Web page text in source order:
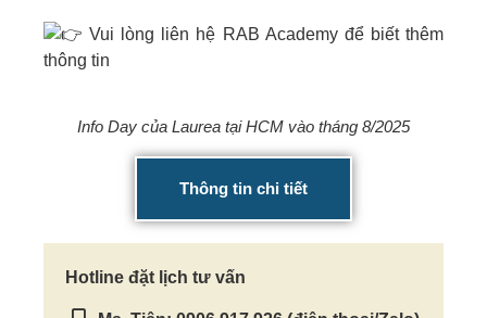
Vui lòng liên hệ RAB Academy để biết thêm
thông tin
Info Day của Laurea tại HCM vào tháng 8/2025
Thông tin chi tiết
Hotline đặt lịch tư vấn